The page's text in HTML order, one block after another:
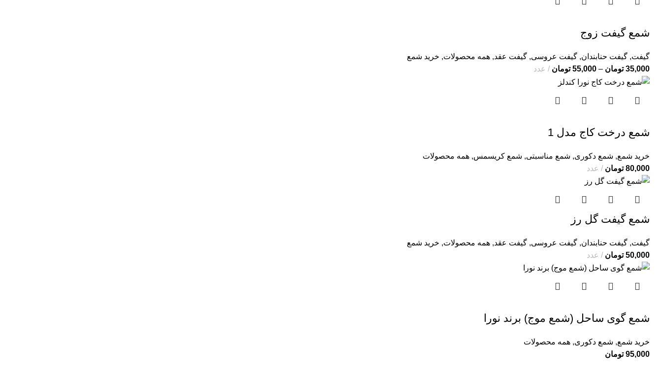
شمع گیفت زوج
گیفت, گیفت حنابندان, گیفت عروسی, گیفت عقد, همه محصولات, خرید شمع
35,000 تومان –
55,000 تومان عدد
شمع درخت کاج مدل 1
خرید شمع, شمع دکوری, شمع مناسبتی, شمع کریسمس, همه محصولات
80,000 تومان عدد
شمع گیفت گل رز
گیفت, گیفت حنابندان, گیفت عروسی, گیفت عقد, همه محصولات, خرید شمع
50,000 تومان عدد
شمع گوی ساحل (شمع موج) برند نورا
خرید شمع, شمع دکوری, همه محصولات
95,000 تومان